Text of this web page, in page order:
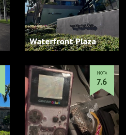
Waterfront Plaza
NOTA
7.6